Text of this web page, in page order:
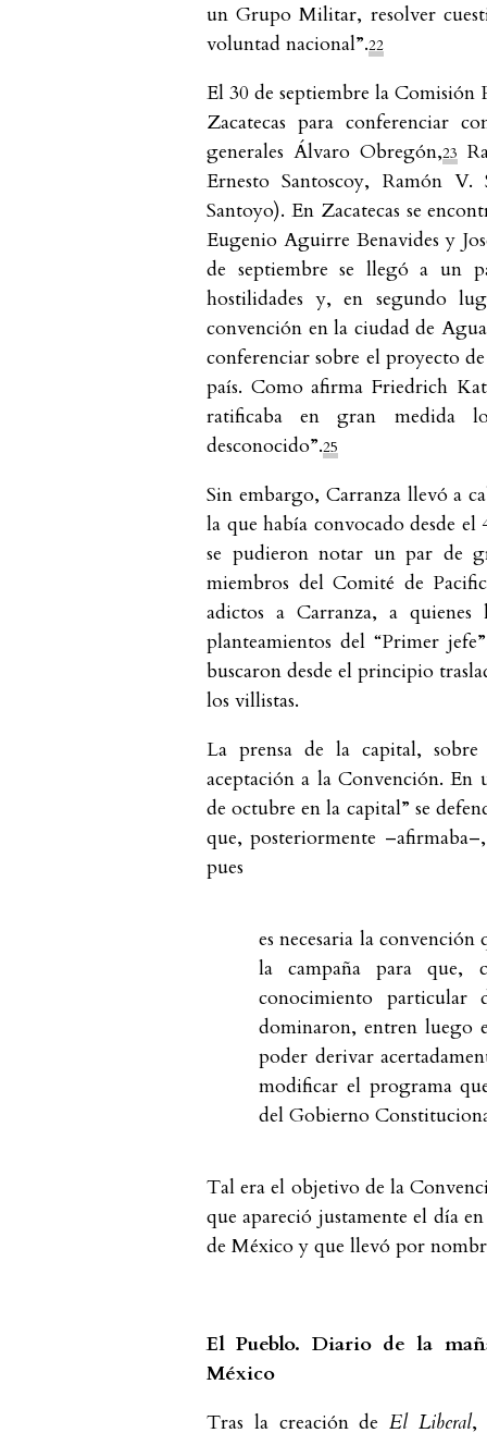
un Grupo Militar, resolver
voluntad nacional”.22
El 30 de septiembre la
Zacatecas para conferenciar
generales Álvaro Obregón,23
Ernesto Santoscoy, Ramón
Santoyo). En Zacatecas se
Eugenio Aguirre Benavides y
de septiembre se llegó a un
hostilidades y, en segundo
convención en la ciudad de
conferenciar sobre el proyecto
país. Como afirma Friedrich
ratificaba en gran medida
desconocido”.25
Sin embargo, Carranza llevó a
la que había convocado desde el
se pudieron notar un par de
miembros del Comité de
adictos a Carranza, a
planteamientos del “Primer
buscaron desde el principio
los villistas.
La prensa de la capital,
aceptación a la Convención.
de octubre en la capital” se
que, posteriormente
pues
es necesaria la
la campaña para que,
conocimiento
dominaron, entren luego
poder derivar
modificar el programa
del Gobierno
Tal era el objetivo de la
que apareció justamente el día
de México y que llevó por
El Pueblo. Diario de la
México
Tras la creación de El Liberal,